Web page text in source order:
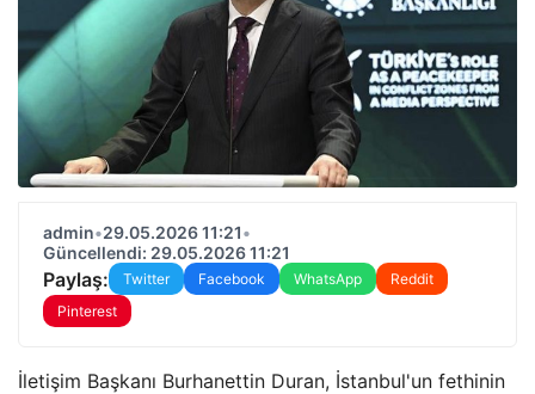
admin•29.05.2026 11:21•
Güncellendi: 29.05.2026 11:21
Paylaş: Twitter Facebook WhatsApp
Reddit
Pinterest
İletişim Başkanı Burhanettin Duran, İstanbul'un fethinin